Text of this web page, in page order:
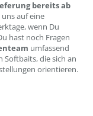
bereits ab
auf eine
wenn Du
hast noch Fragen
umfassend
die sich an
orientieren.